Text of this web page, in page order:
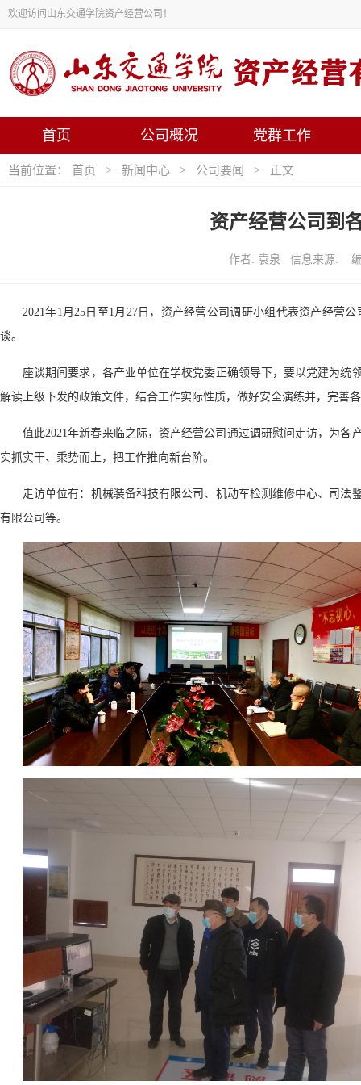
欢迎访问山东交通学院资产经营公司！
首页 公司概况 党群工作
当前位置： 首页 > 新闻中心 > 公司要闻 > 正文
资产经营公司到
作者: 袁泉 信息来源: 编
2021年1月25日至1月27日，资产经营公司调研小组代表资产经营
谈。
座谈期间要求，各产业单位在学校党委正确领导下，要以党建为
解读上级下发的政策文件，结合工作实际性质，做好安全演练并，完善
值此2021年新春来临之际，资产经营公司通过调研慰问走访，为
实抓实干、乘势而上，把工作推向新台阶。
走访单位有：机械装备科技有限公司、机动车检测维修中心、司
有限公司等。